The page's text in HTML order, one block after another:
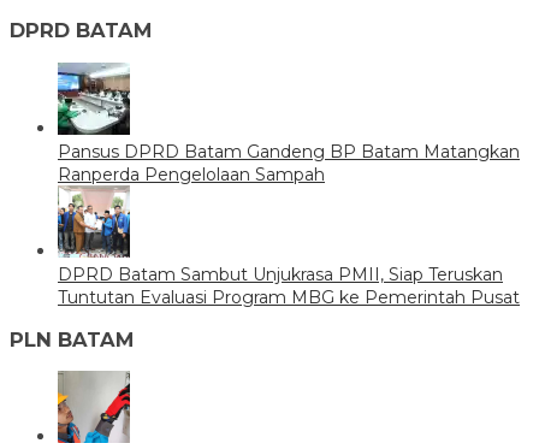
DPRD BATAM
Pansus DPRD Batam Gandeng BP Batam Matangkan
Ranperda Pengelolaan Sampah
DPRD Batam Sambut Unjukrasa PMII, Siap Teruskan
Tuntutan Evaluasi Program MBG ke Pemerintah Pusat
PLN BATAM